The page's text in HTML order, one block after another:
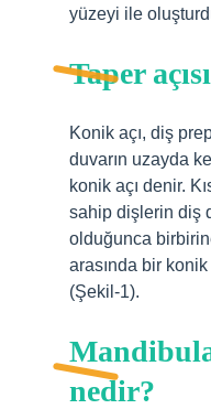
yüzeyi ile
Taper
Konik açı, diş
duvarın uzayda
konik açı denir.
sahip dişlerin diş
olduğunca
arasında bir
(Şekil-1).
nedir?